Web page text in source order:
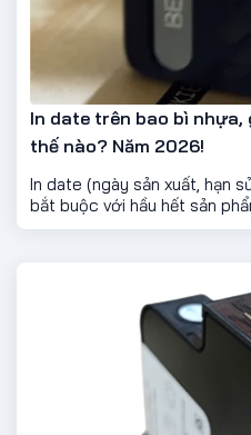
In date trên bao bì nhựa,
thế nào? Năm 2026!
In date (ngày sản xuất, hạn
bắt buộc với hầu hết sản
Tuy nhiên, mỗi chất liệu bao